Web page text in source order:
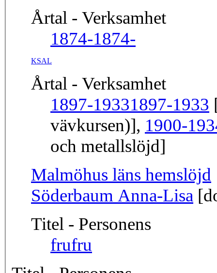
Årtal - Verksamhet
1874-1874-
KSAL
Årtal - Verksamhet
1897-19331897-1933
vävkursen)], 1900-
och metallslöjd]
Malmöhus läns hemslöjd
Söderbaum Anna-Lisa
Titel - Personens
frufru